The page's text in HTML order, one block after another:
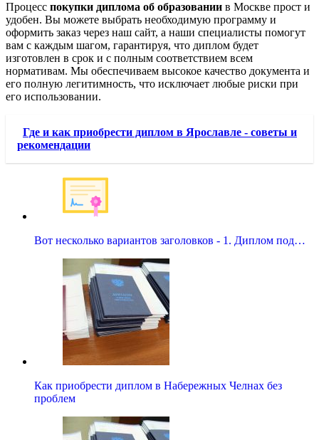
Процесс покупки диплома об образовании в Москве прост и
удобен. Вы можете выбрать необходимую программу и
оформить заказ через наш сайт, а наши специалисты помогут
вам с каждым шагом, гарантируя, что диплом будет
изготовлен в срок и с полным соответствием всем
нормативам. Мы обеспечиваем высокое качество документа и
его полную легитимность, что исключает любые риски при
его использовании.
Где и как приобрести диплом в Ярославле - советы и
рекомендации
Вот несколько вариантов заголовков - 1. Диплом под…
Как приобрести диплом в Набережных Челнах без
проблем